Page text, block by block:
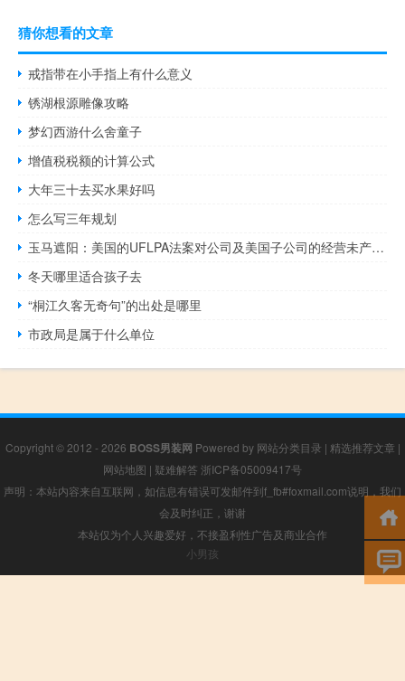
猜你想看的文章
戒指带在小手指上有什么意义
锈湖根源雕像攻略
梦幻西游什么舍童子
增值税税额的计算公式
大年三十去买水果好吗
怎么写三年规划
玉马遮阳：美国的UFLPA法案对公司及美国子公司的经营未产生任何影响
冬天哪里适合孩子去
“桐江久客无奇句”的出处是哪里
市政局是属于什么单位
Copyright © 2012 - 2026 BOSS男装网 Powered by 网站分类目录 | 精选推荐文章 |
网站地图 | 疑难解答 浙ICP备05009417号
声明：本站内容来自互联网，如信息有错误可发邮件到f_fb#foxmail.com说明，我们
会及时纠正，谢谢
本站仅为个人兴趣爱好，不接盈利性广告及商业合作
小男孩